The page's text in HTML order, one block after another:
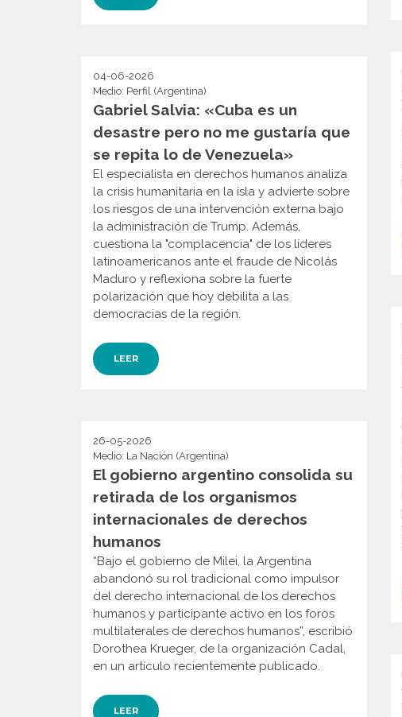
04-06-2026
Medio: Perfil (Argentina)
Gabriel Salvia: «Cuba es un
desastre pero no me gustaría que
se repita lo de Venezuela»
El especialista en derechos humanos analiza
la crisis humanitaria en la isla y advierte sobre
los riesgos de una intervención externa bajo
la administración de Trump. Además,
cuestiona la "complacencia" de los líderes
latinoamericanos ante el fraude de Nicolás
Maduro y reflexiona sobre la fuerte
polarización que hoy debilita a las
democracias de la región.
LEER
26-05-2026
Medio: La Nación (Argentina)
El gobierno argentino consolida su
retirada de los organismos
internacionales de derechos
humanos
“Bajo el gobierno de Milei, la Argentina
abandonó su rol tradicional como impulsor
del derecho internacional de los derechos
humanos y participante activo en los foros
multilaterales de derechos humanos”, escribió
Dorothea Krueger, de la organización Cadal,
en un artículo recientemente publicado.
LEER